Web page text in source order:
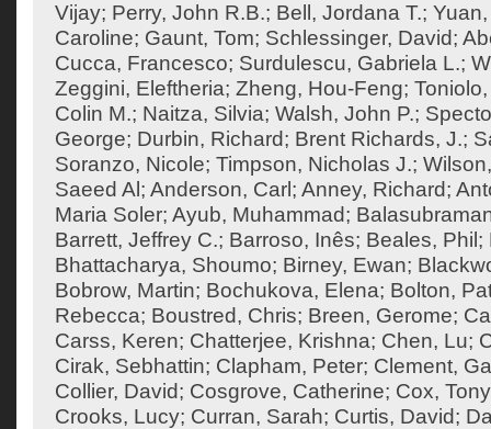
Vijay; Perry, John R.B.; Bell, Jordana T.;
Caroline; Gaunt, Tom; Schlessinger, David;
Cucca, Francesco; Surdulescu, Gabriela L.;
Zeggini, Eleftheria; Zheng, Hou-Feng;
Colin M.; Naitza, Silvia; Walsh, John P.;
George; Durbin, Richard; Brent Richards, J.;
Soranzo, Nicole; Timpson, Nicholas J.;
Saeed Al ; Anderson, Carl ; Anney, Richard;
Maria Soler; Ayub, Muhammad;
Barrett, Jeffrey C.; Barroso, Inês; Beales, Phil ;
Bhattacharya, Shoumo; Birney, Ewan;
Bobrow, Martin; Bochukova, Elena; Bolton,
Rebecca; Boustred, Chris; Breen, Gerome;
Carss, Keren; Chatterjee, Krishna; Chen, Lu;
Cirak, Sebhattin; Clapham, Peter; Clement,
Collier, David; Cosgrove, Catherine; Cox, Tony
Crooks, Lucy; Curran, Sarah; Curtis, David;